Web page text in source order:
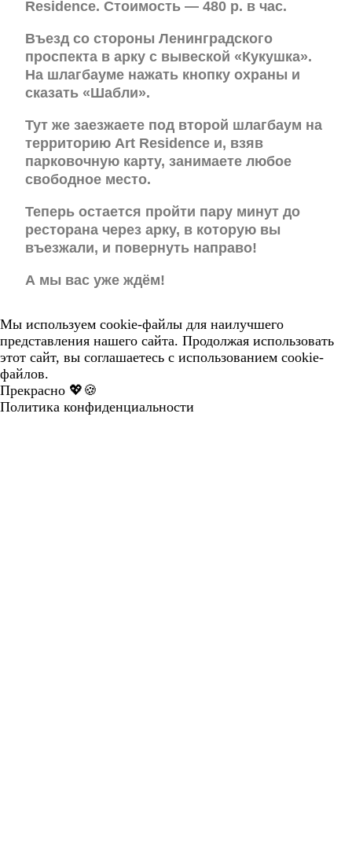
Residence. Стоимость — 480 р. в час.
Въезд со стороны Ленинградского
проспекта в арку с вывеской «Кукушка».
На шлагбауме нажать кнопку охраны и
сказать «Шабли».
Тут же заезжаете под второй шлагбаум на
территорию Art Residence и, взяв
парковочную карту, занимаете любое
свободное место.
Теперь остается пройти пару минут до
ресторана через арку, в которую вы
въезжали, и повернуть направо!
А мы вас уже ждём!
Мы используем cookie-файлы для наилучшего
представления нашего сайта. Продолжая использовать
этот сайт, вы соглашаетесь с использованием cookie-
файлов.
Прекрасно 💖🍪
Политика конфиденциальности